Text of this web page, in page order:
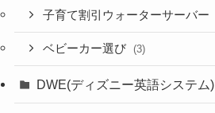
子育て割引ウォーターサーバー
ベビーカー選び (3)
DWE(ディズニー英語システム)